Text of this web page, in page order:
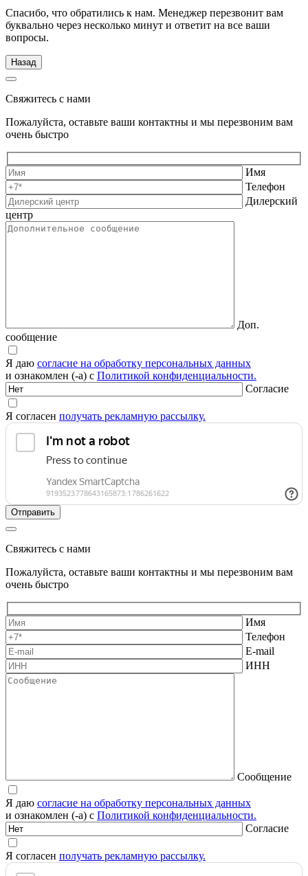
Спасибо, что обратились к нам. Менеджер перезвонит вам
буквально через несколько минут и ответит на все ваши
вопросы.
Назад
Свяжитесь с нами
Пожалуйста, оставьте ваши контактны и мы перезвоним вам
очень быстро
Имя
Телефон
Дилерский
центр
Доп.
сообщение
Я даю согласие на обработку персональных данных
и ознакомлен (-а) с Политикой конфиденциальности.
Согласие
Я согласен получать рекламную рассылку.
Свяжитесь с нами
Пожалуйста, оставьте ваши контактны и мы перезвоним вам
очень быстро
Имя
Телефон
E-mail
ИНН
Сообщение
Я даю согласие на обработку персональных данных
и ознакомлен (-а) с Политикой конфиденциальности.
Согласие
Я согласен получать рекламную рассылку.